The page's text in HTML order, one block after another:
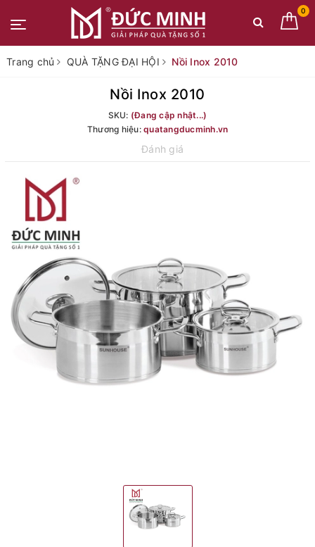
0
Trang chủ QUÀ TẶNG ĐẠI HỘI Nồi Inox 2010
Nồi Inox 2010
SKU: (Đang cập nhật...)
Thương hiệu: quatangducminh.vn
Đánh giá